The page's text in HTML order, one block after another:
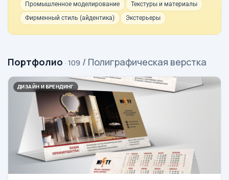
Промышленное моделирование
Текстуры и материалы
Фирменный стиль (айдентика)
Экстерьеры
Портфолио · 109 / Полиграфическая верстка
ДИЗАЙН И БРЕНДИНГ